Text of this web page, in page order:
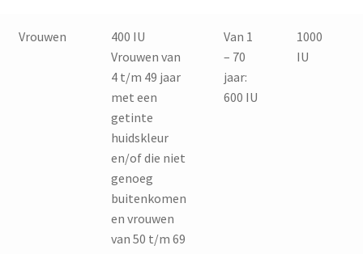
Vrouwen
400 IU
Vrouwen van
4 t/m 49 jaar
met een
getinte
huidskleur
en/of die niet
genoeg
buitenkomen
en vrouwen
van 50 t/m 69
Van 1
– 70
jaar:
600 IU
1000
IU